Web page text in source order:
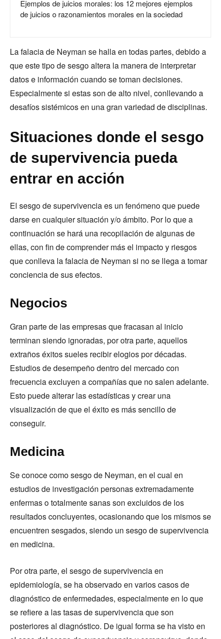
Ejemplos de juicios morales: los 12 mejores ejemplos
de juicios o razonamientos morales en la sociedad
La falacia de Neyman se halla en todas partes, debido a
que este tipo de sesgo altera la manera de interpretar
datos e información cuando se toman decisiones.
Especialmente si estas son de alto nivel, conllevando a
desafíos sistémicos en una gran variedad de disciplinas.
Situaciones donde el sesgo
de supervivencia pueda
entrar en acción
El sesgo de supervivencia es un fenómeno que puede
darse en cualquier situación y/o ámbito. Por lo que a
continuación se hará una recopilación de algunas de
ellas, con fin de comprender más el impacto y riesgos
que conlleva la falacia de Neyman si no se llega a tomar
conciencia de sus efectos.
Negocios
Gran parte de las empresas que fracasan al inicio
terminan siendo ignoradas, por otra parte, aquellos
extraños éxitos sueles recibir elogios por décadas.
Estudios de desempeño dentro del mercado con
frecuencia excluyen a compañías que no salen adelante.
Esto puede alterar las estadísticas y crear una
visualización de que el éxito es más sencillo de
conseguir.
Medicina
Se conoce como sesgo de Neyman, en el cual en
estudios de investigación personas extremadamente
enfermas o totalmente sanas son excluidos de los
resultados concluyentes, ocasionando que los mismos se
encuentren sesgados, siendo un sesgo de supervivencia
en medicina.
Por otra parte, el sesgo de supervivencia en
epidemiología, se ha observado en varios casos de
diagnóstico de enfermedades, especialmente en lo que
se refiere a las tasas de supervivencia que son
posteriores al diagnóstico. De igual forma se ha visto en